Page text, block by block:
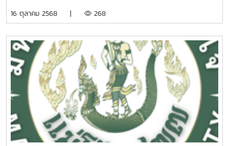
สอบรายชื่อได้ที่ www.renewable.mju.ac.th และเพจ
Energy ประกาศรับสมัครทุนสนับสนุนเพื่อทำโครงงาน ภาคเรียน
ที่ 2 ปีการศึกษา 2568 ใบสมัครขอรับทุนตัวอย่างใบเสร็จ
ขับเคลื่อนสังคมสู่อนาคตพลังงานที่มั่นคงขอขอบคุณทุกแรง
พันธมิตรทุกภาคส่วนมาร่วมก้าวต่อไปสู่ปีที่ 15
16 ตุลาคม 2568 | 268